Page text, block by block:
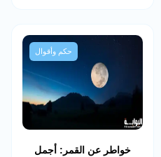
حكم وأقوال
خواطر عن القمر: أجمل